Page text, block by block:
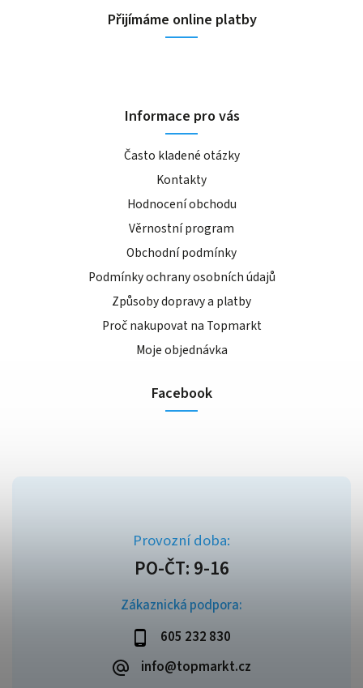
Zákaznická podpora:
605 232 830
info@topmarkt.cz
Přijímáme online platby
Informace pro vás
Často kladené otázky
Kontakty
Hodnocení obchodu
Věrnostní program
Obchodní podmínky
Podmínky ochrany osobních údajů
Způsoby dopravy a platby
Proč nakupovat na Topmarkt
Moje objednávka
Facebook